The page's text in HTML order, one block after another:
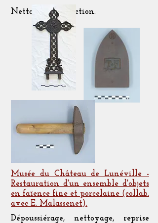
Nettoyage, protection.
Musée du Château de Lunéville -
Restauration d'un ensemble d'objets
en faïence fine et porcelaine (collab.
avec E. Malassenet).
Dépoussiérage, nettoyage, reprise